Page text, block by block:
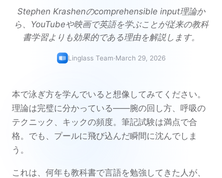
Stephen Krashenのcomprehensible input理論か
ら、YouTubeや映画で英語を学ぶことが従来の教科
書学習よりも効果的である理由を解説します。
Linglass Team·March 29, 2026
本で泳ぎ方を学んでいると想像してみてください。
理論は完璧に分かっている——腕の回し方、呼吸の
テクニック、キックの頻度。筆記試験は満点で合
格。でも、プールに飛び込んだ瞬間に沈んでしま
う。
これは、何年も教科書で言語を勉強してきた人が、